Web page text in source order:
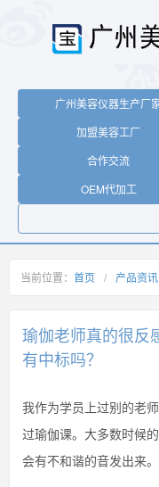
广州美容仪器生产厂
加盟美容工厂
合作交流
OEM代加工
当前位置： 首页 / 产品资讯
瑜伽老师真的很反
有中标吗？
我作为学员上过别的老
过瑜伽课。大多数时候
会有不和谐的音发出来。